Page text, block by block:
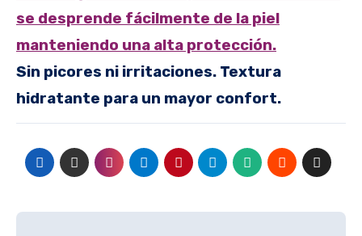
se desprende fácilmente de la piel
manteniendo una alta protección.
Sin picores ni irritaciones. Textura
hidratante para un mayor confort.